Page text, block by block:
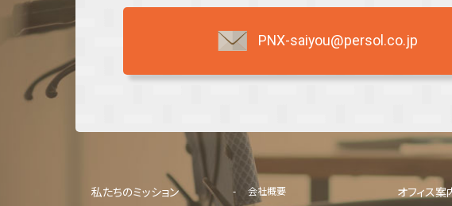
PNX-saiyou@persol.co.jp
私たちのミッション
会社概要
オフィス案